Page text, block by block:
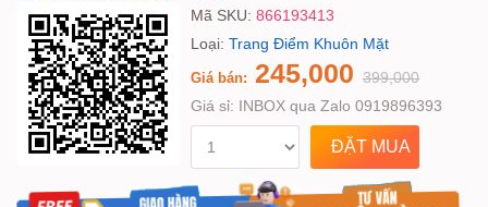
Mã SKU: 866193413
Loại: Trang Điểm Khuôn Mặt
Giá bán: 245,000 399,000
Giá sỉ: INBOX qua Zalo 0919896393